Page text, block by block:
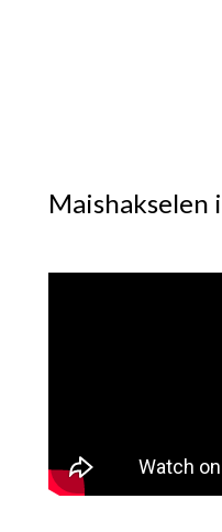
Maishakselen